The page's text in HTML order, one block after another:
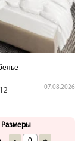
07.08.2026
Размеры